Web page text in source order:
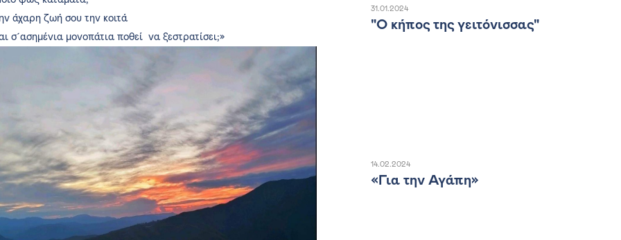
άχαρη ζωή σου την κοιτά
σ´ασημένια μονοπάτια ποθεί να ξεστρατίσει;»
31.01.2024
"Ο κήπος της γειτόνισσας"
14.02.2024
«Για την Αγάπη»